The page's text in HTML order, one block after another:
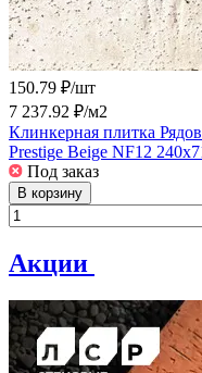
150.79 ₽/шт
7 237.92 ₽/м2
Клинкерная плитка
Prestige Beige NF12
Под заказ
В корзину
Акции